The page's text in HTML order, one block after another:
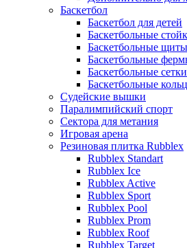
Баскетбол
Баскетбол для детей
Баскетбольные
Баскетбольные щиты
Баскетбольные
Баскетбольные сетки
Баскетбольные
Судейские вышки
Паралимпийский спорт
Сектора для метания
Игровая арена
Резиновая плитка Rubblex
Rubblex Standart
Rubblex Ice
Rubblex Active
Rubblex Sport
Rubblex Pool
Rubblex Prom
Rubblex Roof
Rubblex Target